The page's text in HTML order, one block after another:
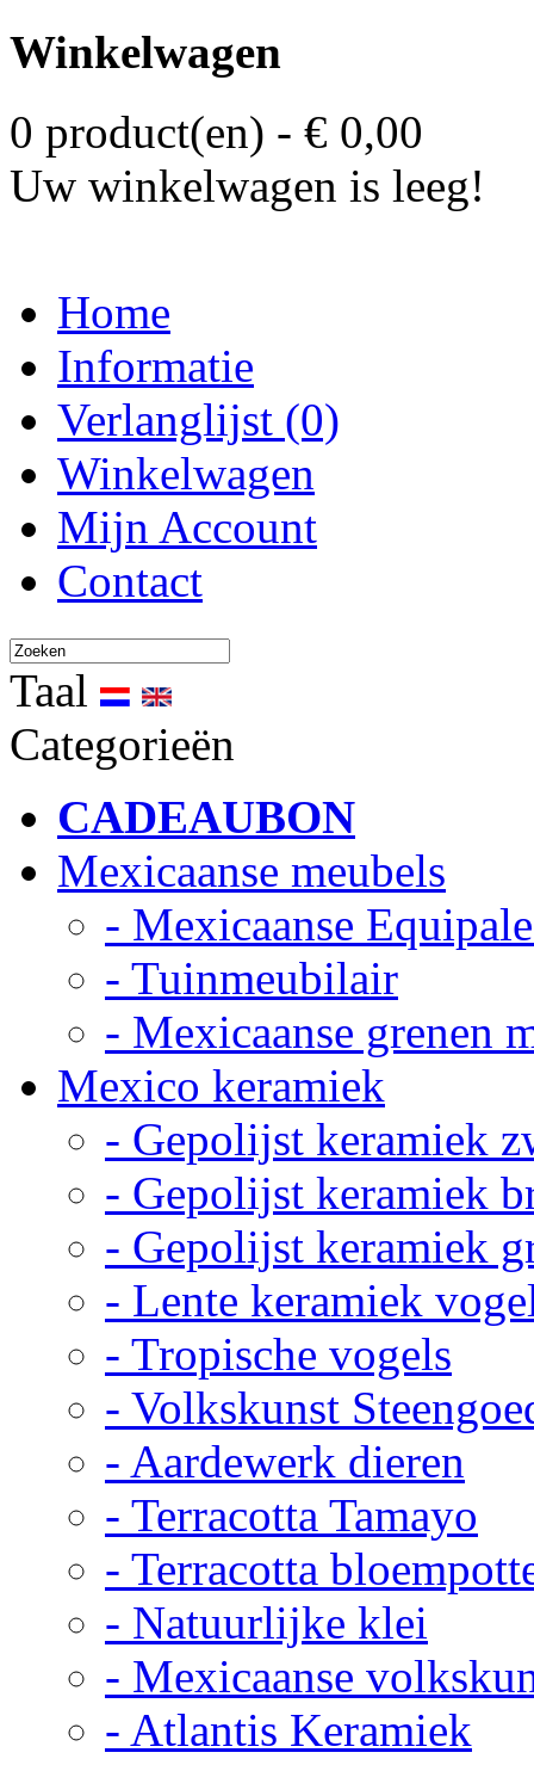
Winkelwagen
0 product(en) - € 0,00
Uw winkelwagen is leeg!
Home
Informatie
Verlanglijst (0)
Winkelwagen
Mijn Account
Contact
Taal
Categorieën
CADEAUBON
Mexicaanse meubels
- Mexicaanse
- Tuinmeubilair
- Mexicaanse grenen
Mexico keramiek
- Gepolijst keramiek
- Gepolijst keramiek
- Gepolijst keramiek
- Lente keramiek
- Tropische vogels
- Volkskunst
- Aardewerk dieren
- Terracotta Tamayo
- Terracotta
- Natuurlijke klei
- Mexicaanse
- Atlantis Keramiek